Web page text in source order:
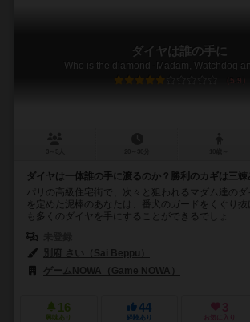
ダイヤは誰の手に
Who is the diamond -Madam, Watchdog
5.9
ダイヤは一体誰の手に渡るのか？勝利のカギは三竦
パリの高級住宅街で、次々と狙われるマダム達の
を定めた泥棒のあなたは、番犬のガードをくぐり抜
も多くのダイヤを手にすることができるでしょ...
別府 さい（Sai Beppu）
ゲームNOWA（Game NOWA）
16
興味あり
44
経験あり
3
お気に入り